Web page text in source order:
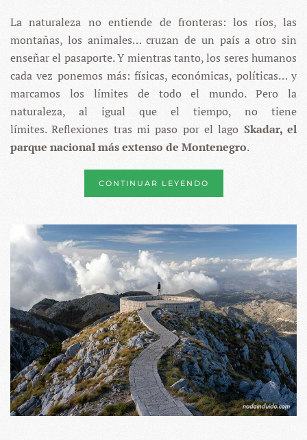
–
SIN
FRONTERAS
La naturaleza no entiende de fronteras: los ríos, las
montañas, los animales… cruzan de un país a otro sin
enseñar el pasaporte. Y mientras tanto, los seres humanos
cada vez ponemos más: físicas, económicas, políticas… y
marcamos los límites de todo el mundo. Pero la
naturaleza, al igual que el tiempo, no tiene
límites. Reflexiones tras mi paso por el lago Skadar, el
parque nacional más extenso de Montenegro.
CONTINUAR LEYENDO